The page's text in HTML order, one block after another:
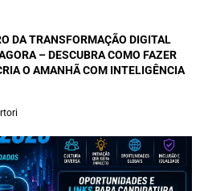
DA TRANSFORMAÇÃO DIGITAL
– DESCUBRA COMO FAZER
O AMANHÃ COM INTELIGÊNCIA